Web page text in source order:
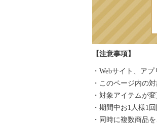
【注意事項】
・Webサイト、ア
・このページ内の
・対象アイテムが
・期間中お1人様1
・同時に複数商品